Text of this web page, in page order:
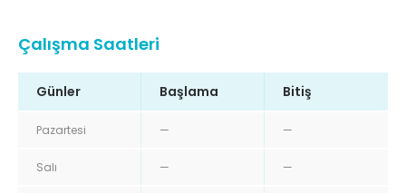
Çalışma Saatleri
Günler Başlama Bitiş
Pazartesi — —
Salı — —